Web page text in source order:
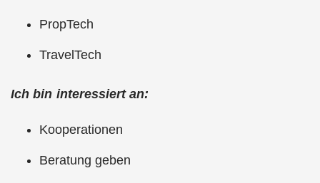
PropTech
TravelTech
Ich bin interessiert an:
Kooperationen
Beratung geben